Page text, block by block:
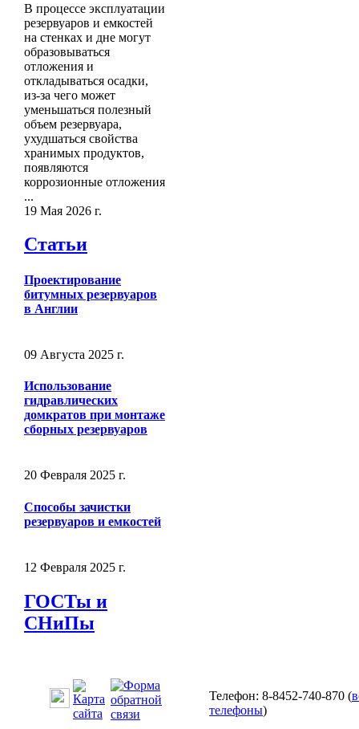
В процессе эксплуатации
резервуаров и емкостей
на стенках и дне могут
образовываться
отложения и
откладываться осадки,
из-за чего может
уменьшаться полезный
объем резервуара,
ухудшаться свойства
хранимых продуктов,
появляются
коррозионные отложения
...
19 Мая 2026 г.
Статьи
Проектирование
битумных резервуаров
в Англии
09 Августа 2025 г.
Использование
гидравлических
домкратов при монтаже
сборных резервуаров
20 Февраля 2025 г.
Способы зачистки
резервуаров и емкостей
12 Февраля 2025 г.
ГОСТы и
СНиПы
Телефон: 8-8452-740-870 (
телефоны)